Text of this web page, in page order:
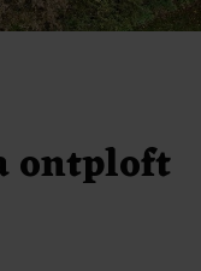
ontploft